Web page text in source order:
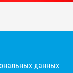
данных